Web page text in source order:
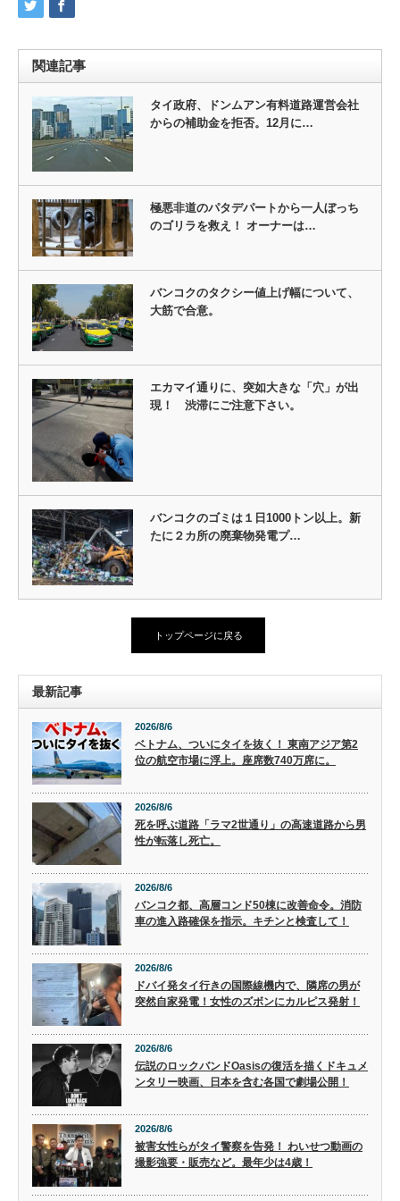
関連記事
タイ政府、ドンムアン有料道路運営会社
からの補助金を拒否。12月に…
極悪非道のパタデパートから一人ぼっち
のゴリラを救え！ オーナーは…
バンコクのタクシー値上げ幅について、
大筋で合意。
エカマイ通りに、突如大きな「穴」が出
現！ 渋滞にご注意下さい。
バンコクのゴミは１日1000トン以上。新
たに２カ所の廃棄物発電プ…
トップページに戻る
最新記事
2026/8/6
ベトナム、ついにタイを抜く！ 東南アジア第2
位の航空市場に浮上。座席数740万席に。
2026/8/6
死を呼ぶ道路「ラマ2世通り」の高速道路から男
性が転落し死亡。
2026/8/6
バンコク都、高層コンド50棟に改善命令。消防
車の進入路確保を指示。キチンと検査して！
2026/8/6
ドバイ発タイ行きの国際線機内で、隣席の男が
突然自家発電！女性のズボンにカルピス発射！
2026/8/6
伝説のロックバンドOasisの復活を描くドキュメ
ンタリー映画、日本を含む各国で劇場公開！
2026/8/6
被害女性らがタイ警察を告発！ わいせつ動画の
撮影強要・販売など。最年少は4歳！